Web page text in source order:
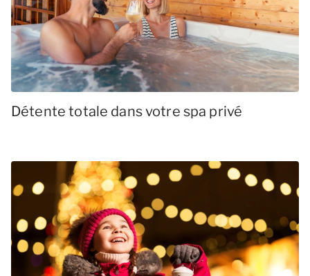
Détente totale dans votre spa privé